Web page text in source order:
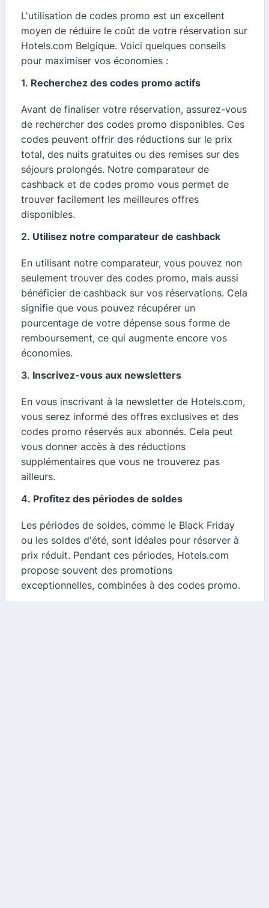
L'utilisation de codes promo est un excellent
moyen de réduire le coût de votre réservation sur
Hotels.com Belgique. Voici quelques conseils
pour maximiser vos économies :
1. Recherchez des codes promo actifs
Avant de finaliser votre réservation, assurez-vous
de rechercher des codes promo disponibles. Ces
codes peuvent offrir des réductions sur le prix
total, des nuits gratuites ou des remises sur des
séjours prolongés. Notre comparateur de
cashback et de codes promo vous permet de
trouver facilement les meilleures offres
disponibles.
2. Utilisez notre comparateur de cashback
En utilisant notre comparateur, vous pouvez non
seulement trouver des codes promo, mais aussi
bénéficier de cashback sur vos réservations. Cela
signifie que vous pouvez récupérer un
pourcentage de votre dépense sous forme de
remboursement, ce qui augmente encore vos
économies.
3. Inscrivez-vous aux newsletters
En vous inscrivant à la newsletter de Hotels.com,
vous serez informé des offres exclusives et des
codes promo réservés aux abonnés. Cela peut
vous donner accès à des réductions
supplémentaires que vous ne trouverez pas
ailleurs.
4. Profitez des périodes de soldes
Les périodes de soldes, comme le Black Friday
ou les soldes d'été, sont idéales pour réserver à
prix réduit. Pendant ces périodes, Hotels.com
propose souvent des promotions
exceptionnelles, combinées à des codes promo.